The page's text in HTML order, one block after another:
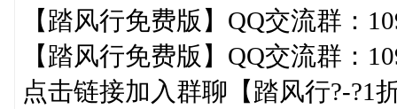
【踏风行免费版】QQ交流群：
【踏风行免费版】QQ交流群：
点击链接加入群聊【踏风行?-?1